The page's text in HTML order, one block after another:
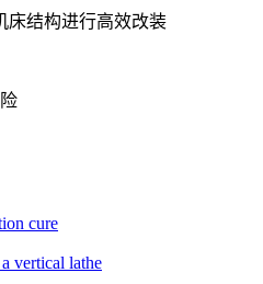
床结构进行高效改装
cure
vertical lathe